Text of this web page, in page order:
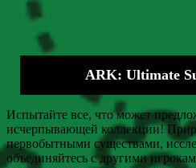
ARK: Ultimate
Испытайте все, что может
исчерпывающей коллекции!
первобытными существами,
объединяйтесь с другими